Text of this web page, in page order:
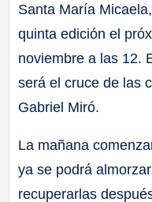
Santa María
quinta edición el
noviembre a las 12.
será el cruce de las
Gabriel Miró.
La mañana
ya se podrá
recuperarlas